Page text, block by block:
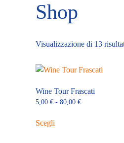
Shop
Visualizzazione di 13
Wine Tour Frascati
5,00 € - 80,00 €Fascia
Scegliprodotto